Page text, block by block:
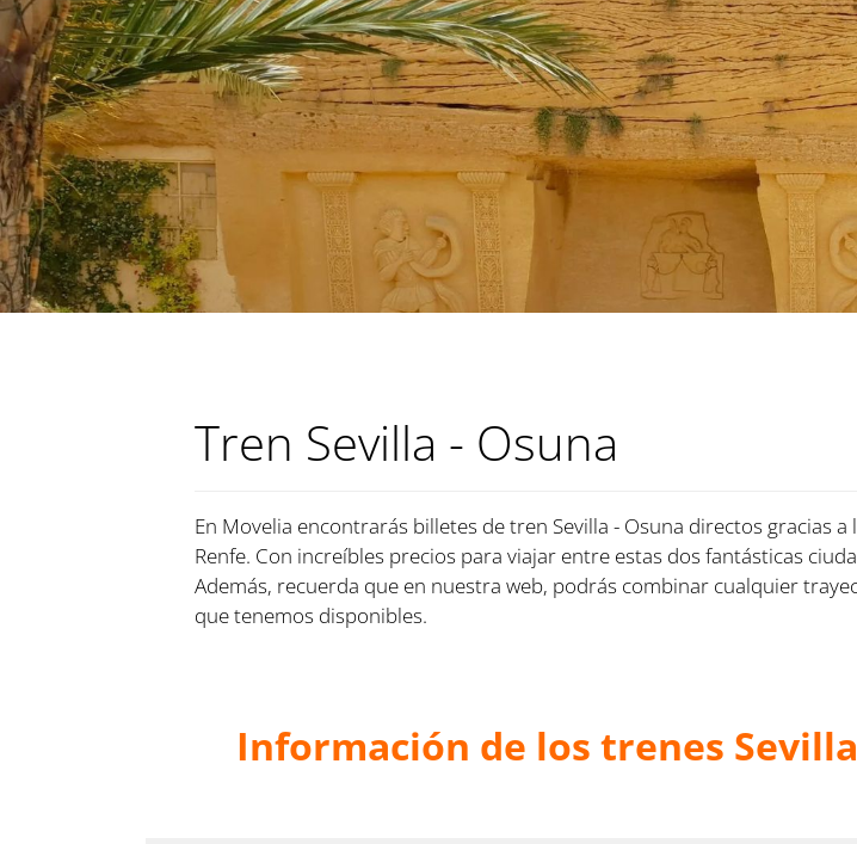
Tren Sevilla - Osuna
En Movelia encontrarás billetes de tren Sevilla - Osuna directos gracias
Renfe. Con increíbles precios para viajar entre estas dos fantásticas
Además, recuerda que en nuestra web, podrás combinar cualquier
que tenemos disponibles.
Información de los trenes